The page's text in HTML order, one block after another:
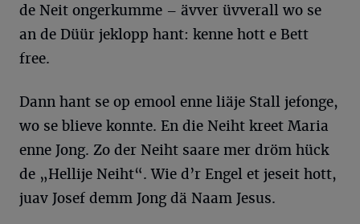
de Neit ongerkumme – ävver üvverall wo se
an de Düür jeklopp hant: kenne hott e Bett
free.
Dann hant se op emool enne liäje Stall jefonge,
wo se blieve konnte. En die Neiht kreet Maria
enne Jong. Zo der Neiht saare mer dröm hück
de „Hellije Neiht“. Wie d’r Engel et jeseit hott,
juav Josef demm Jong dä Naam Jesus.